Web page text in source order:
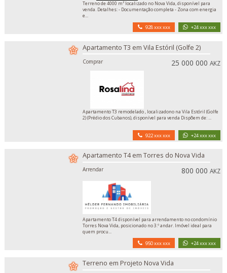
Terreno de 4000 m² localizado no Nova Vida, disponível para
venda. Detalhes: - Documentação completa - Zona com energia
e...
928 xxx xxx +24 xxx xxx
Apartamento T3 em Vila Estóril (Golfe 2)
Comprar 25 000 000AKZ
Apartamento T3 remodelado , localizadono na Vila Estóril (Golfe
2) (Prédio dos Cubanos), disponível para venda Dispõem de: ...
922 xxx xxx +24 xxx xxx
Apartamento T4 em Torres do Nova Vida
Arrendar 800 000AKZ
Apartamento T4 disponível para arrendamento no condomínio
Torres Nova Vida, posicionado no 3.º andar. Imóvel ideal para
quem procu...
950 xxx xxx +24 xxx xxx
Terreno em Projeto Nova Vida